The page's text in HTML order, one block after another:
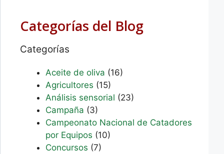
Categorías del Blog
Categorías
Aceite de oliva (16)
Agricultores (15)
Análisis sensorial (23)
Campaña (3)
Campeonato Nacional de Catadores
por Equipos (10)
Concursos (7)